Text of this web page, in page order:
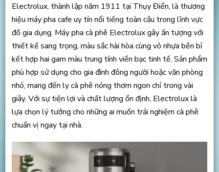
Electrolux, thành lập năm 1911 tại Thụy Điển, là thương
hiệu máy pha cafe uy tín nổi tiếng toàn cầu trong lĩnh vực
đồ gia dụng. Máy pha cà phê Electrolux gây ấn tượng với
thiết kế sang trọng, màu sắc hài hòa cùng vỏ nhựa bền bỉ
kết hợp hai gam màu trung tính viền bạc tinh tế. Sản phẩm
phù hợp sử dụng cho gia đình đông người hoặc văn phòng
nhỏ, mang đến ly cà phê nóng thơm ngon chỉ trong vài
giây. Với sự tiện lợi và chất lượng ổn định, Electrolux là
lựa chọn lý tưởng cho những ai muốn trải nghiệm cà phê
chuẩn vị ngay tại nhà.